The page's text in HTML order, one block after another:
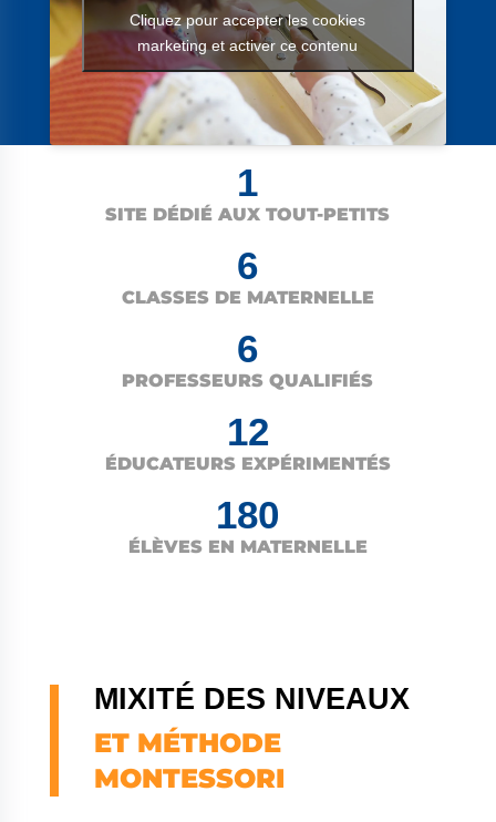
Cliquez pour accepter les cookies
marketing et activer ce contenu
1
SITE DÉDIÉ AUX TOUT-PETITS
6
CLASSES DE MATERNELLE
6
PROFESSEURS QUALIFIÉS
12
ÉDUCATEURS EXPÉRIMENTÉS
180
ÉLÈVES EN MATERNELLE
MIXITÉ DES NIVEAUX
ET MÉTHODE
MONTESSORI